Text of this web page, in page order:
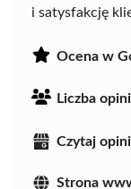
i satysfakcję
Ocena w
Liczba
Czytaj
Strona